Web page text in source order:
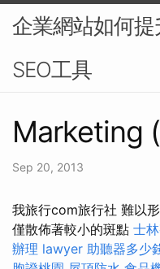
企業網站如何
SEO工具
Marketing
Sep 20, 2013
我旅行com旅行社 難以
僅散佈著較小的斑點 士
辦理 lawyer 助聽器多少